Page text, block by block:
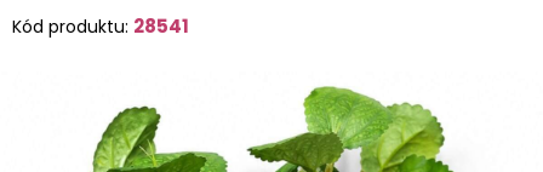
Kód produktu: 28541